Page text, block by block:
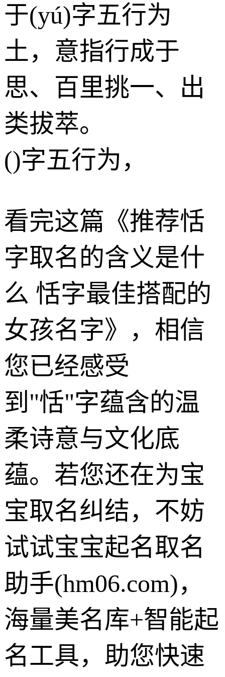
于(yú)字五行为
土，意指行成于
思、百里挑一、出
类拔萃。
()字五行为，
看完这篇《推荐恬
字取名的含义是什
么 恬字最佳搭配的
女孩名字》，相信
您已经感受
到"恬"字蕴含的温
柔诗意与文化底
蕴。若您还在为宝
宝取名纠结，不妨
试试宝宝起名取名
助手(hm06.com)，
海量美名库+智能起
名工具，助您快速